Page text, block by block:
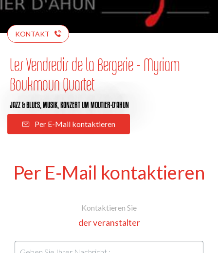
KONTAKT
Les Vendredis de la Bergerie - Myriam
Boukmoun Quartet
JAZZ & BLUES, MUSIK, KONZERTUM MOUTIER-D'AHUN
Per E-Mail kontaktieren
Per E-Mail kontaktieren
Kontaktieren Sie
der veranstalter